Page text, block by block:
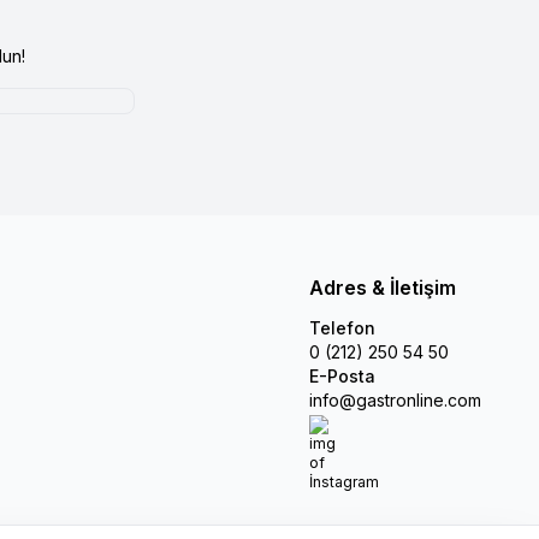
Adres & İletişim
Telefon
0 (212) 250 54 50
E-Posta
info@gastronline.com